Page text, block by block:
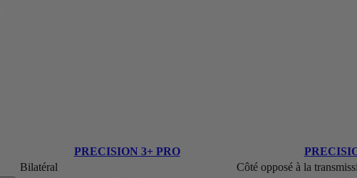
PRECISION 3+ PRO
Bilatéral Côté opposé à la